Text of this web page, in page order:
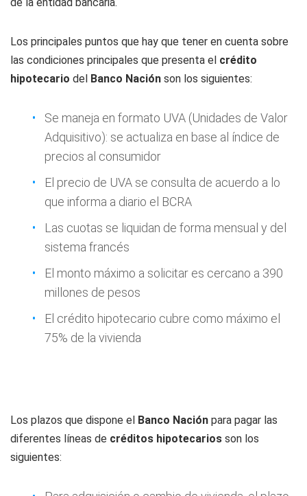
Los principales puntos que hay que tener en cuenta sobre
las condiciones principales que presenta el crédito
hipotecario del Banco Nación son los siguientes:
Se maneja en formato UVA (Unidades de Valor
Adquisitivo): se actualiza en base al índice de
precios al consumidor
El precio de UVA se consulta de acuerdo a lo
que informa a diario el BCRA
Las cuotas se liquidan de forma mensual y del
sistema francés
El monto máximo a solicitar es cercano a 390
millones de pesos
El crédito hipotecario cubre como máximo el
75% de la vivienda
Los plazos que dispone el Banco Nación para pagar las
diferentes líneas de créditos hipotecarios son los
siguientes: